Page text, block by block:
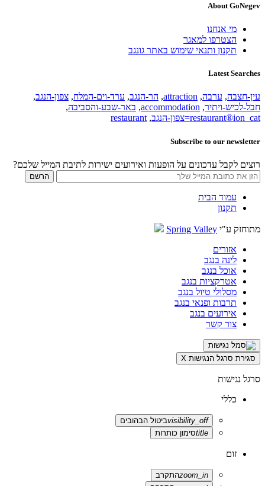
About GoNegev
מי אנחנו
הצטרפו למאגר
תקנון ותנאי שימוש באתר גונגב
Latest Searches
עין-חצבה, ערבה,
attraction
, הר-הנגב, ערד-וים-המלח, צפון-הנגב,
חבל-לכיש-ויתיר,
accommodation
, באר-שבע-והסביבה,
restaurant®ion_cat=צפון-הנגב
,
restaurant
Subscribe to our newsletter
רוצים לקבל עדכונים על הופעות ואירועים ישירות לתיבת המייל שלכם?
עמוד הבית
תקנון
מתוחזק ע"י Spring Valley
אזורים
לינה בנגב
אוכל בנגב
אטרקציות בנגב
מסלולי טיול בנגב
תרבות ופנאי בנגב
אירועים בנגב
צור קשר
סגירת סרגל הנגישות X
סרגל נגישות
כללי
visibility_offביטול הבהובים
titleסימון כותרות
זום
zoom_inהתקרב